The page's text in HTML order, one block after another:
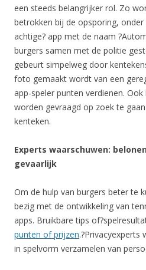
een steeds belangrijker rol. Zo
betrokken bij de opsporing, onder
achtige? app met de naam
burgers samen met de politie
gebeurt simpelweg door
foto gemaakt wordt van een
app-speler punten verdienen.
worden gevraagd op zoek te
kenteken.
Experts waarschuwen:
gevaarlijk
Om de hulp van burgers beter te
bezig met de ontwikkeling van
apps. Bruikbare tips
punten of prijzen.?Privacyexperts
in spelvorm verzamelen van